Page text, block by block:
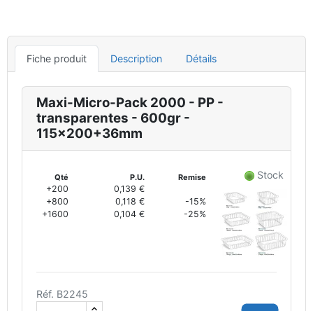
Fiche produit Description Détails
Maxi-Micro-Pack 2000 - PP -
transparentes - 600gr -
115x200+36mm
Qté P.U. Remise
+200
0,139 €
+800
0,118 €
-15%
+1600
0,104 € -25%
Stock
Réf. B2245